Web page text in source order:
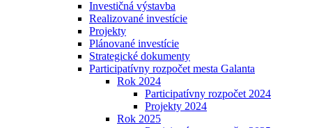
Investičná výstavba
Realizované investície
Projekty
Plánované investície
Strategické dokumenty
Participatívny rozpočet mesta Galanta
Rok 2024
Participatívny rozpočet 2024
Projekty 2024
Rok 2025